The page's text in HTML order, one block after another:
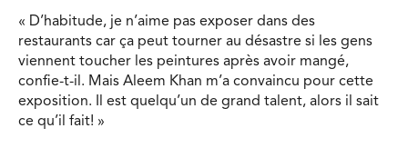
« D’habitude, je n’aime pas exposer dans des
restaurants car ça peut tourner au désastre si les gens
viennent toucher les peintures après avoir mangé,
confie-t-il. Mais Aleem Khan m’a convaincu pour cette
exposition. Il est quelqu’un de grand talent, alors il sait
ce qu’il fait! »